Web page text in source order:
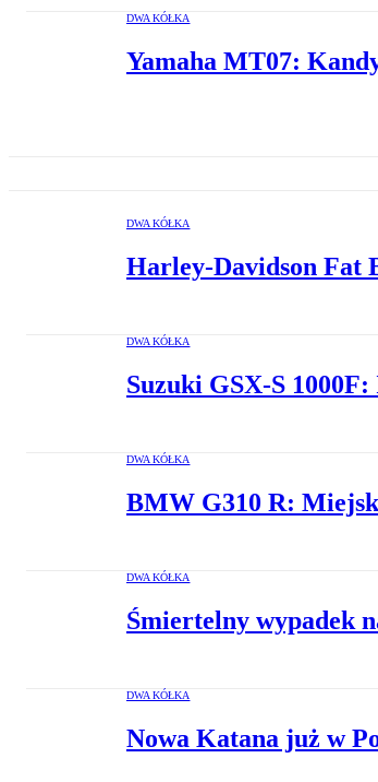
DWA KÓŁKA
Yamaha MT07:
DWA KÓŁKA
Harley-Davidson Fat
DWA KÓŁKA
Suzuki GSX-S
DWA KÓŁKA
BMW G310 R:
DWA KÓŁKA
Śmiertelny wypadek
DWA KÓŁKA
Nowa Katana już w